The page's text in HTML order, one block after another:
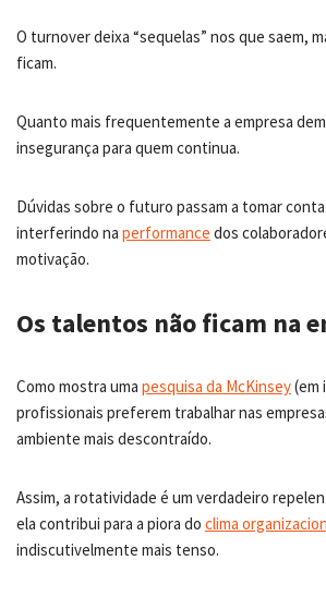
O turnover deixa “sequelas” nos que saem,
ficam.
Quanto mais frequentemente a empresa
insegurança para quem continua.
Dúvidas sobre o futuro passam a tomar
interferindo na performance dos
motivação.
Os talentos não ficam na
Como mostra uma pesquisa da McKinsey(em
profissionais preferem trabalhar nas
ambiente mais descontraído.
Assim, a rotatividade é um verdadeiro
ela contribui para a piora do clima
indiscutivelmente mais tenso.